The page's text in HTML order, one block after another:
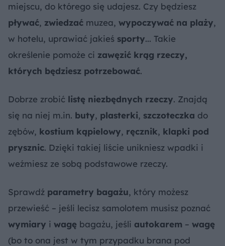
miejscu, do którego się udajesz. Czy będziesz
pływać, zwiedzać muzea, wypoczywać na plaży,
w hotelu, uprawiać jakieś sporty... Takie
określenie pomoże ci zawęzić krąg rzeczy,
których będziesz potrzebować.
Dobrze zrobić listę niezbędnych rzeczy. Znajdą
się na niej m.in. buty, plasterki, szczoteczka do
zębów, kostium kąpielowy, ręcznik, klapki pod
prysznic. Dzięki takiej liście unikniesz wpadki i
weźmiesz ze sobą podstawowe rzeczy.
Sprawdź parametry bagażu, który możesz
przewieść – jeśli lecisz samolotem musisz poznać
wymiary i wagę bagażu, jeśli autokarem – wagę
(bo to ona jest w tym przypadku brana pod